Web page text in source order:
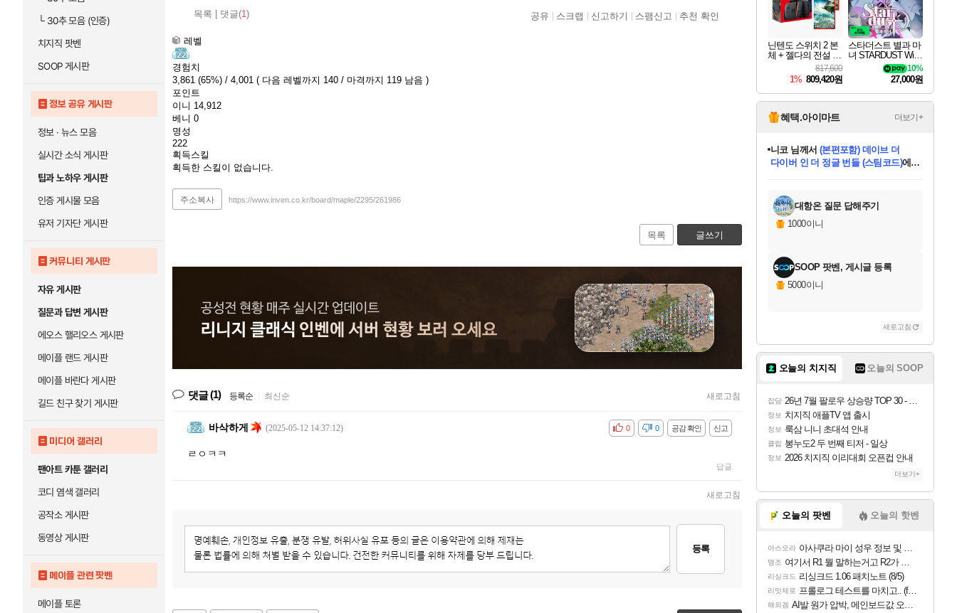
└30추 모음 (인증)
치지직 팟벤
SOOP 게시판
정보 공유 게시판
정보 · 뉴스 모음
실시간 소식 게시판
팁과 노하우 게시판
인증 게시물 모음
유저 기자단 게시판
커뮤니티 게시판
자유 게시판
질문과 답변 게시판
에오스 핼리오스 게시판
메이플 랜드 게시판
메이플 바란다 게시판
길드 친구 찾기 게시판
미디어 갤러리
팬아트 카툰 갤러리
코디 염색 갤러리
공작소 게시판
동영상 게시판
메이플 관련 팟벤
메이플 토론
목록 댓글(1) 공유 스크랩 신고하기 스팸신고 추천 확인
레벨
경험치
3,861 (65%) / 4,001 ( 다음 레벨까지 140 / 마격까지 119 남음 )
포인트
이니 14,912
베니 0
명성
222
획득스킬
획득한 스킬이 없습니다.
주소복사 https://www.inven.co.kr/board/maple/2295/261986
목록 글쓰기
댓글(1) 등록순 최신순 새로고침
바삭하게 (2025-05-12 14:37:12) 신고
공감 확인
비공감 0
0
ㄹㅇㅋㅋ
답글
새로고침
등록
닌텐도 스위치 2 본
체 + 젤다의 전설 티
어스 오브 더 킹덤
닌텐도 스위치 2 에
디션 + 젤다의 전설
브레스 오브 더 와
일드 닌텐도 스위치
2 에디션 번들
817,600
1% 809,420원
스타더스트 별과 마
녀 STARDUST Wish
10%
27,000원
혜택.아이마트 더보기+
교환.
당첨되셨습니다.
니코님께서 (본편포함) 데이브 더
다이버 인 더 정글 번들 (스팀코드)에
당첨되셨습니다.
당첨되셨습니다.
당첨되셨습니다.
당첨되셨습니다.
당첨되셨습니다.
에디션 (스팀코드)를 교환.
당첨되셨습니다.
대항온 질문 답해주기
1000이니
SOOP 팟벤, 게시글 등록
5000이니
새로고침
오늘의 치지직 오늘의 SOOP
잡담 26년 7월 팔로우 상승량 TOP 30 - 월간 치지직
정보 치지직 애플TV 앱 출시
정보 룩삼 니니 초대석 안내
클립 봉누도2 두 번째 티저 - 일상
정보 2026 치지직 이리대회 오픈컵 안내
더보기+
오늘의 팟벤 오늘의 핫벤
아스오라 아사쿠라 마이 성우 정보 및 주요 필모
명조 여기서 R1 뭘 말하는거고 R2가 뭘말하는걸까요?
리싱크드 리싱크드 1.06 패치노트 (8/5)
리밋제로 프롤로그 테스트를 마치고.. (feat. 리아)
해외겜 AI발 원가 압박, 메인보드값 오르나